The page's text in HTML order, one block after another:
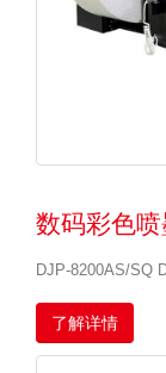
数码彩色
DJP-8200AS/SQ
了解详情